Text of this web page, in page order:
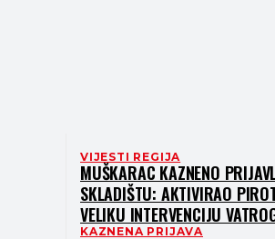
VIJESTI REGIJA
MUŠKARAC KAZNENO
SKLADIŠTU: AKTIVIRAO
VELIKU INTERVENCIJU
KAZNENA PRIJAVA